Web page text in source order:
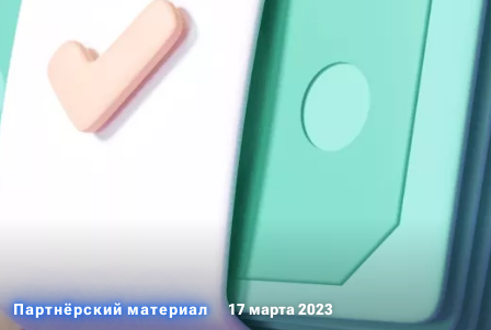
Партнёрский материал 17 марта 2023